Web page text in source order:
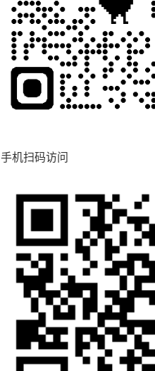
手机扫码访问